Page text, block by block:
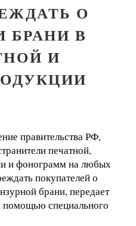
О
БРАНИ В
И
правительства РФ,
печатной,
и фонограмм на любых
покупателей о
брани, передает
помощью специального